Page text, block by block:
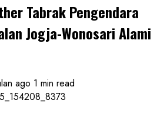
Tabrak Pengendara
Jogja-Wonosari Alami
ago 1 min read